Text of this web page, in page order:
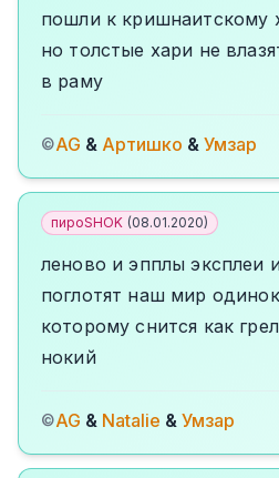
пошли к кришнаитскому
но толстые хари не
в раму
©AG & Артишко & Умзар
пироSHOK (08.01.2020)
леново и эпплы эксплеи
поглотят наш мир
которому снится как
нокий
©AG & Natalie & Умзар